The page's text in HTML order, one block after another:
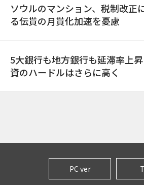
ソウルのマンション、税制改正
る伝貰の月貰化加速を憂慮
5大銀行も地方銀行も延滞率上
資のハードルはさらに高く
PC ver